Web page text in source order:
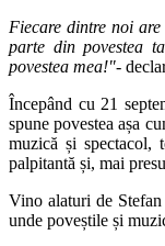
Fiecare dintre noi
parte din povestea
povestea mea!"-
Începând cu 21
spune povestea așa
muzică și spectacol,
palpitantă și, mai
Vino alaturi de
unde poveștile și